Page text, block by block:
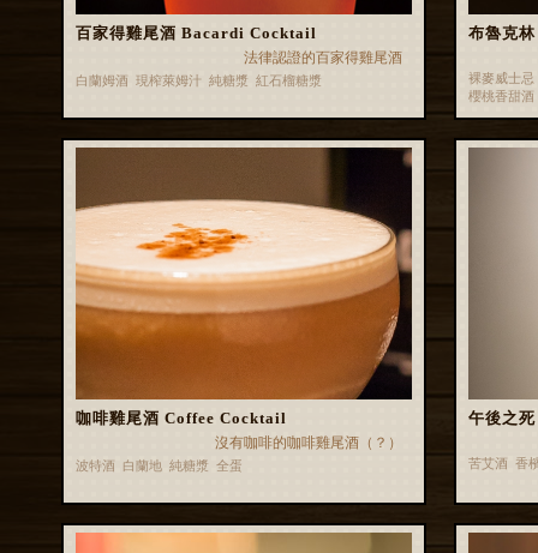
百家得雞尾酒 Bacardi Cocktail
法律認證的百家得雞尾酒
白蘭姆酒 現榨萊姆汁 純糖漿 紅石榴糖漿
布魯克
裸麥威士
櫻桃香甜酒
咖啡雞尾酒 Coffee Cocktail
沒有咖啡的咖啡雞尾酒（？）
波特酒 白蘭地 純糖漿 全蛋
午後之
苦艾酒 香